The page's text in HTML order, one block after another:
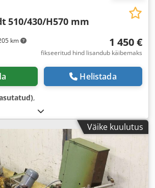
km
510/430/H570 mm
1 450 €
fikseeritud hind lisandub käibemaks
Helistada
,
Väike kuulutus